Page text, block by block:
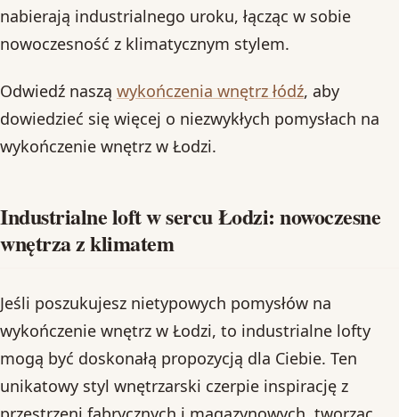
nabierają industrialnego uroku, łącząc w sobie
nowoczesność z klimatycznym stylem.
Odwiedź naszą wykończenia wnętrz łódź, aby
dowiedzieć się więcej o niezwykłych pomysłach na
wykończenie wnętrz w Łodzi.
Industrialne loft w sercu Łodzi: nowoczesne
wnętrza z klimatem
Jeśli poszukujesz nietypowych pomysłów na
wykończenie wnętrz w Łodzi, to industrialne lofty
mogą być doskonałą propozycją dla Ciebie. Ten
unikatowy styl wnętrzarski czerpie inspirację z